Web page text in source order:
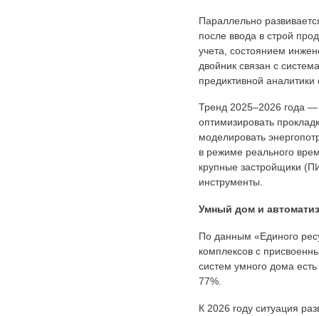
Параллельно
после ввода в строй
учета, состоянием
двойник связан с
предиктивной
Тренд 2025–2026 года —
оптимизировать
моделировать
в режиме реального
крупные застройщики
инструменты.
Умный дом и
По данным «Единого
комплексов с
систем умного дома
77%.
К 2026 году ситуация